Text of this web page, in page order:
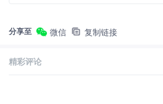
分享至 微信 复制链接
精彩评论